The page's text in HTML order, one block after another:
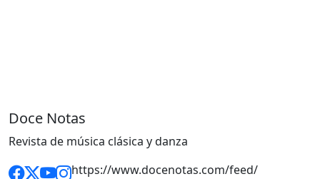
Doce Notas
Revista de música clásica y danza
https://www.docenotas.com/feed/